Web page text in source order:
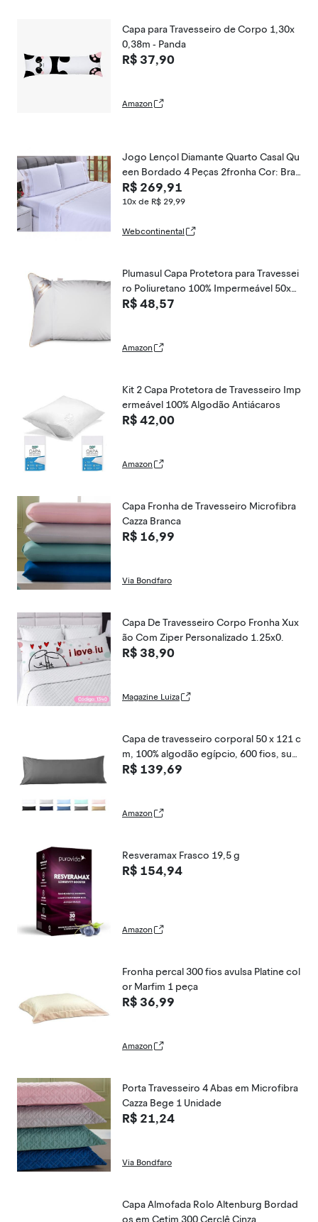
Capa para Travesseiro de Corpo 1,30x
0,38m - Panda
R$ 37,90
Amazon
Jogo Lençol Diamante Quarto Casal Qu
een Bordado 4 Peças 2fronha Cor: Bran
co Com Caqui
R$ 269,91
10x de R$ 29,99
Webcontinental
Plumasul Capa Protetora para Travessei
ro Poliuretano 100% Impermeável 50x7
0cm Cor Branco
R$ 48,57
Amazon
Kit 2 Capa Protetora de Travesseiro Imp
ermeável 100% Algodão Antiácaros
R$ 42,00
Amazon
Capa Fronha de Travesseiro Microfibra
Cazza Branca
R$ 16,99
Via Bondfaro
Capa De Travesseiro Corpo Fronha Xux
ão Com Ziper Personalizado 1.25x0.
R$ 38,90
Magazine Luiza
Capa de travesseiro corporal 50 x 121 c
m, 100% algodão egípcio, 600 fios, sua
ve para a pele, 1 pacote com fecho de
R$ 139,69
Amazon
Resveramax Frasco 19,5 g
R$ 154,94
Amazon
Fronha percal 300 fios avulsa Platine col
or Marfim 1 peça
R$ 36,99
Amazon
Porta Travesseiro 4 Abas em Microfibra
Cazza Bege 1 Unidade
R$ 21,24
Via Bondfaro
Capa Almofada Rolo Altenburg Bordad
os em Cetim 300 Cerclê Cinza